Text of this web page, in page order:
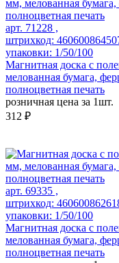
арт. 71228 ,
штрихкод:
упаковки: 1/50/100
Магнитная доска c
мелованная бумага,
полноцветная печать
розничная цена за 1шт.
312 ₽
арт. 69335 ,
штрихкод:
упаковки: 1/50/100
Магнитная доска c
мелованная бумага,
полноцветная печать